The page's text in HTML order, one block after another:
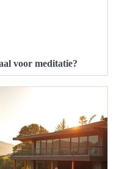
voor meditatie?